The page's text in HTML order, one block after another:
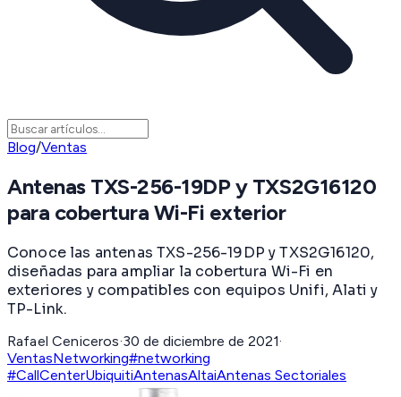
Blog/Ventas
Antenas TXS-256-19DP y TXS2G16120
para cobertura Wi-Fi exterior
Conoce las antenas TXS-256-19DP y TXS2G16120,
diseñadas para ampliar la cobertura Wi-Fi en
exteriores y compatibles con equipos Unifi, Alati y
TP-Link.
Rafael Ceniceros·30 de diciembre de 2021·
VentasNetworking#networking
#CallCenterUbiquitiAntenasAltaiAntenas Sectoriales